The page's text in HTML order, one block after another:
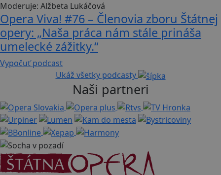
Moderuje: Alžbeta Lukáčová
Opera Viva! #76 – Členovia zboru Štátnej
opery: „Naša práca nám stále prináša
umelecké zážitky.“
Vypočuť podcast
Ukáž všetky podcasty
Naši partneri